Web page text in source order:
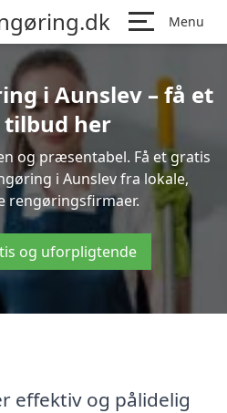
Menu
i Aunslev – få et
her
og præsentabel. Få et gratis
i Aunslev fra lokale,
rengøringsfirmaer.
og uforpligtende
effektiv og pålidelig